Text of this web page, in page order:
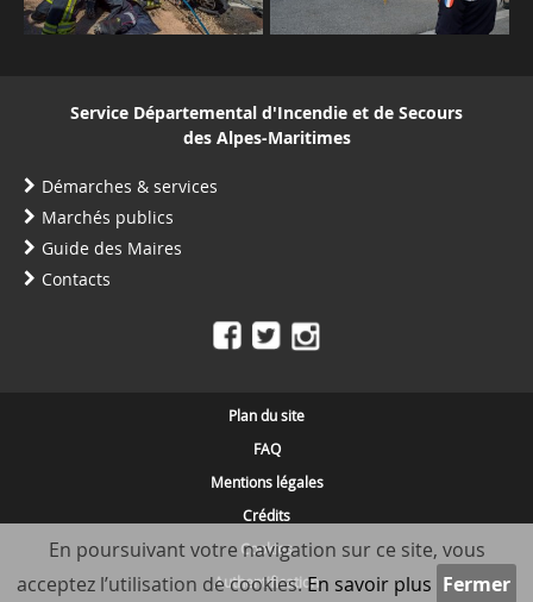
Service Départemental d'Incendie et de Secours
des Alpes-Maritimes
Démarches & services
Marchés publics
Guide des Maires
Contacts
Plan du site
FAQ
Mentions légales
Crédits
Cookies
Authentification
En poursuivant votre navigation sur ce site, vous
acceptez l’utilisation de cookies.En savoir plus